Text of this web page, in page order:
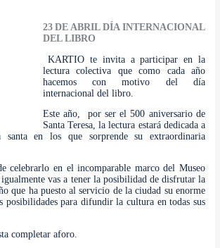
o
o
k
o
p
e
23 DE ABRIL DÍA INTERNACIONAL
DEL LIBRO
KARTIO te invita a participar en la
lectura colectiva que como cada año
hacemos con motivo del día
internacional del libro.
Este año,
por ser el 500 aniversario de
Santa Teresa, la lectura estará dedicada a
en los que sorprende su extraordinaria
celebrarlo en el incomparable marco del Museo
igualmente vas a tener la posibilidad de disfrutar la
que ha puesto al servicio de la ciudad su enorme
posibilidades para difundir la cultura en todas sus
completar aforo.